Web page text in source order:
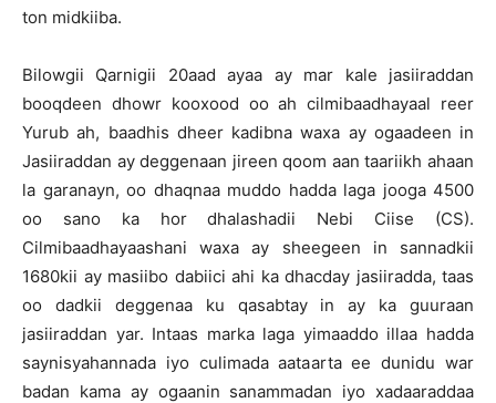
ton midkiiba.
Bilowgii Qarnigii 20aad ayaa ay mar kale jasiiraddan
booqdeen dhowr kooxood oo ah cilmibaadhayaal reer
Yurub ah, baadhis dheer kadibna waxa ay ogaadeen in
Jasiiraddan ay deggenaan jireen qoom aan taariikh ahaan
la garanayn, oo dhaqnaa muddo hadda laga jooga 4500
oo sano ka hor dhalashadii Nebi Ciise (CS).
Cilmibaadhayaashani waxa ay sheegeen in sannadkii
1680kii ay masiibo dabiici ahi ka dhacday jasiiradda, taas
oo dadkii deggenaa ku qasabtay in ay ka guuraan
jasiiraddan yar. Intaas marka laga yimaaddo illaa hadda
saynisyahannada iyo culimada aataarta ee dunidu war
badan kama ay ogaanin sanammadan iyo xadaaraddaa